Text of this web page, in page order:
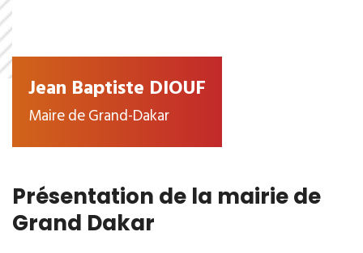
Jean Baptiste DIOUF
Maire de Grand-Dakar
Présentation de la mairie de
Grand Dakar